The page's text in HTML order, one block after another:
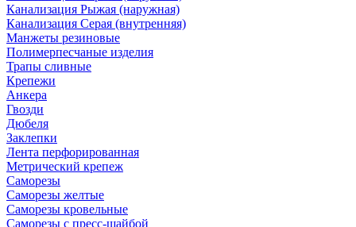
Канализация Рыжая (наружная)
Канализация Серая (внутренняя)
Манжеты резиновые
Полимерпесчаные изделия
Трапы сливные
Крепежи
Анкера
Гвозди
Дюбеля
Заклепки
Лента перфорированная
Метрический крепеж
Саморезы
Саморезы желтые
Саморезы кровельные
Саморезы с пресс-шайбой